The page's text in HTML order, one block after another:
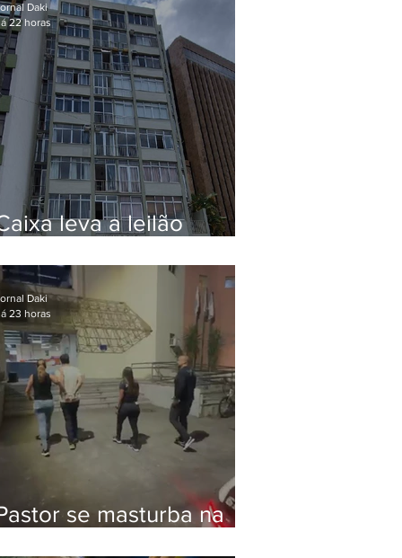
leva a leilão
em Botafogo
Daki
22 horas
se masturba na
Daki
23 horas